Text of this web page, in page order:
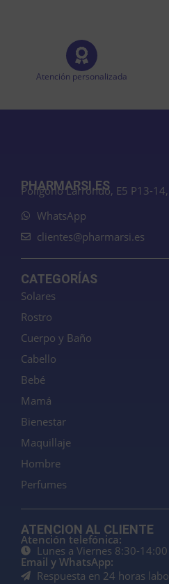
Atención personalizada
PHARMARSI.ES
Polígono Larrondo, E5 P13-
WhatsApp
clientes@pharmarsi.es
CATEGORÍAS
Solares
Rostro
Cuerpo y Baño
Cabello
Bebé
Mamá
Bienestar
Maquillaje
Hombre
Perfumes
ATENCION AL CLIENTE
Atención telefónica:
Lunes a Viernes 8:30-14:00
Email y WhatsApp:
Respuesta en 24 horas